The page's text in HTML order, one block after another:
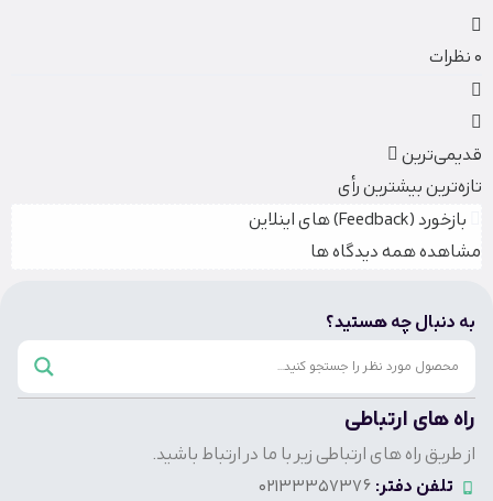
0نظرات
قدیمی‌ترین
تازه‌ترینبیشترین رأی
بازخورد (Feedback) های اینلاین
مشاهده همه دیدگاه ها
به دنبال چه هستید؟
راه های ارتباطی
از طریق راه های ارتباطی زیر با ما در ارتباط باشید.
تلفن دفتر: 02133357376